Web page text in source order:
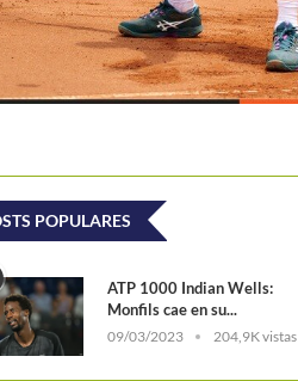
POPULARES
ATP 1000 Indian Wells:
Monfils cae en su...
09/03/2023 204,9K vistas